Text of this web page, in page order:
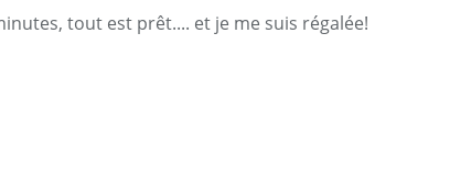
tout est prêt.... et je me suis régalée!